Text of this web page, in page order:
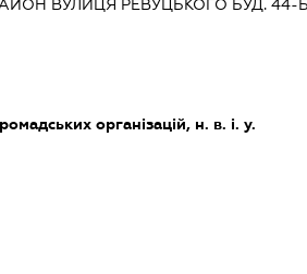
ВУЛИЦЯ РЕВУЦЬКОГО БУД. 44-Б
організацій, н. в. і. у.